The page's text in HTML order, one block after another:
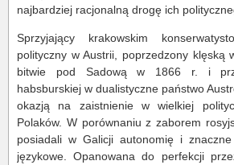
najbardziej racjonalną drogę ich
Sprzyjający krakowskim
polityczny w Austrii, poprzedzony klęską
bitwie pod Sadową w 1866 r. i
habsburskiej w dualistyczne państwo
okazją na zaistnienie w wielkiej
Polaków. W porównaniu z zaborem
posiadali w Galicji autonomię i
językowe. Opanowana do perfekcji